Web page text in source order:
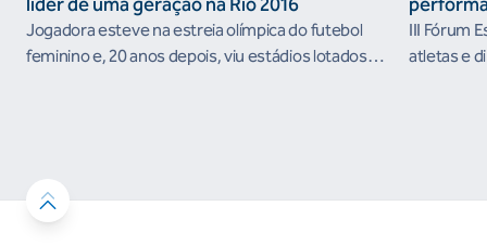
Jogadora esteve na estreia olímpica do futebol
feminino e, 20 anos depois, viu estádios lotados
III Fórum
atletas e